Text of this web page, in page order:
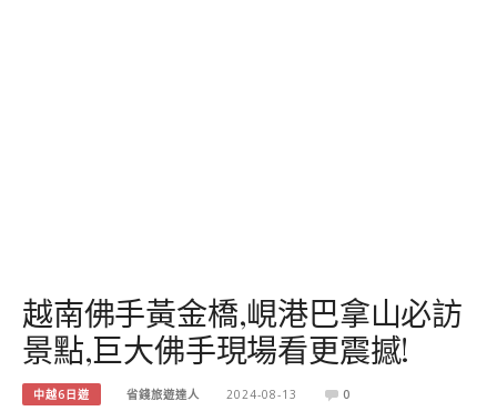
越南佛手黃金橋,峴港巴拿山必訪
景點,巨大佛手現場看更震撼!
中越6日遊 省錢旅遊達人 2024-08-13 0